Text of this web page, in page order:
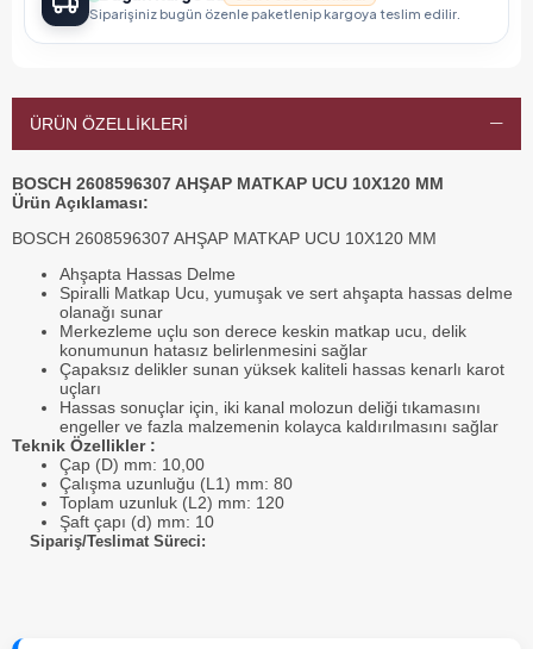
Siparişiniz bugün özenle paketlenip kargoya teslim edilir.
ÜRÜN ÖZELLIKLERI
BOSCH 2608596307 AHŞAP MATKAP UCU 10X120 MM
Ürün Açıklaması:
BOSCH 2608596307 AHŞAP MATKAP UCU 10X120 MM
Ahşapta Hassas Delme
Spiralli Matkap Ucu, yumuşak ve sert ahşapta hassas delme
olanağı sunar
Merkezleme uçlu son derece keskin matkap ucu, delik
konumunun hatasız belirlenmesini sağlar
Çapaksız delikler sunan yüksek kaliteli hassas kenarlı karot
uçları
Hassas sonuçlar için, iki kanal molozun deliği tıkamasını
engeller ve fazla malzemenin kolayca kaldırılmasını sağlar
Teknik Özellikler :
Çap (D) mm: 10,00
Çalışma uzunluğu (L1) mm: 80
Toplam uzunluk (L2) mm: 120
Şaft çapı (d) mm: 10
Sipariş/Teslimat Süreci: